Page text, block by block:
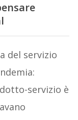
del servizio
servizio è